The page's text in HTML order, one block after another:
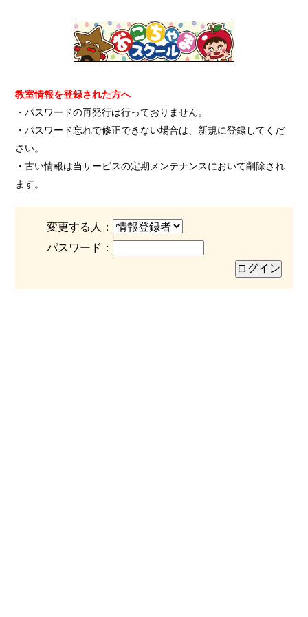
教室情報を登録された方へ
・パスワードの再発行は行っておりません。
・パスワード忘れで修正できない場合は、新規に登録してくだ
さい。
・古い情報は当サービスの定期メンテナンスにおいて削除され
ます。
変更する人：
パスワード：